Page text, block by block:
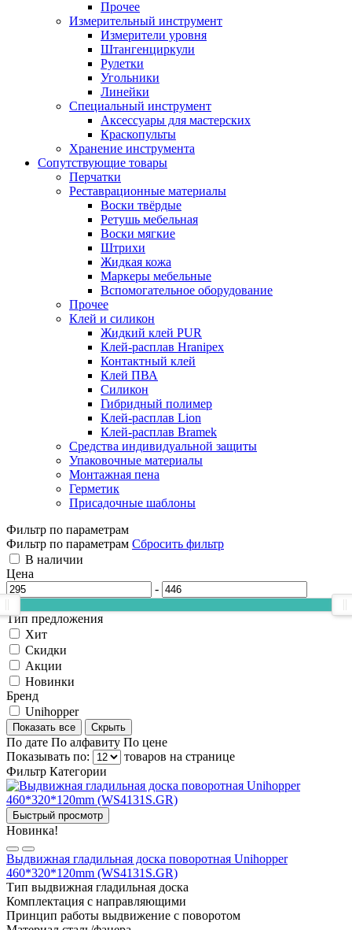
Прочее
Измерительный инструмент
Измерители уровня
Штангенциркули
Рулетки
Угольники
Линейки
Специальный инструмент
Аксессуары для мастерских
Краскопульты
Хранение инструмента
Сопутствующие товары
Перчатки
Реставрационные материалы
Воски твёрдые
Ретушь мебельная
Воски мягкие
Штрихи
Жидкая кожа
Маркеры мебельные
Вспомогательное оборудование
Прочее
Клей и силикон
Жидкий клей PUR
Клей-расплав Hranipex
Контактный клей
Клей ПВА
Силикон
Гибридный полимер
Клей-расплав Lion
Клей-расплав Bramek
Средства индивидуальной защиты
Упаковочные материалы
Монтажная пена
Герметик
Присадочные шаблоны
Фильтр по параметрам
Фильтр по параметрам Сбросить фильтр
В наличии
Цена
-
Тип предложения
Хит
Скидки
Акции
Новинки
Бренд
Unihopper
Показать все Скрыть
По дате По алфавиту По цене
Показывать по:
товаров на странице
Фильтр Категории
Быстрый просмотр
Новинка!
Выдвижная гладильная доска поворотная Unihopper
460*320*120mm (WS4131S.GR)
Тип выдвижная гладильная доска
Комплектация с направляющими
Принцип работы выдвижение с поворотом